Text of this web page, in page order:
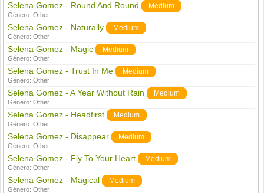
Selena Gomez - Round And Round Medium
Género:Other
Selena Gomez - Naturally Medium
Género:Other
Selena Gomez - Magic Medium
Género:Other
Selena Gomez - Trust In Me Medium
Género:Other
Selena Gomez - A Year Without Rain Medium
Género:Other
Selena Gomez - Headfirst Medium
Género:Other
Selena Gomez - Disappear Medium
Género:Other
Selena Gomez - Fly To Your Heart Medium
Género:Other
Selena Gomez - Magical Medium
Género:Other